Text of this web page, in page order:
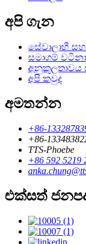
අපි ගැන
සේවාලාභී
සමාගම්
අනුකූලතාවය
අපි කවුද
අමතන්න
+86-
+86-
TTS-Phoebe
+86 592 5219
එක්සත්